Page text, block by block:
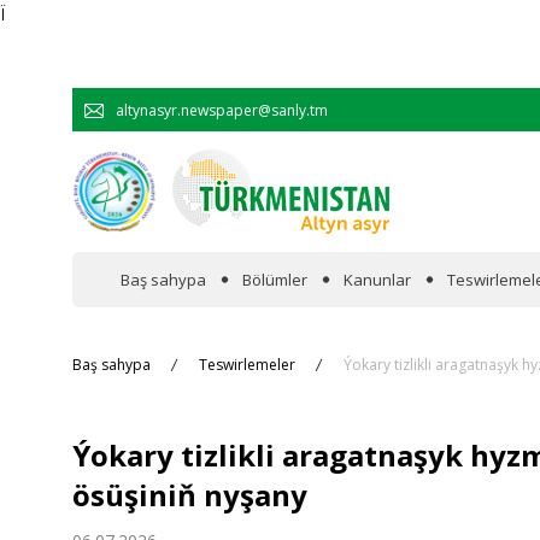
Ï
altynasyr.newspaper@sanly.tm
Baş sahypa Bölümler
Hyzmatdaşlyk
Kanunlar
Baş sahypa Teswirlemeler Ýokary tizlikli aragatnaşyk
Ýokary tizlikli aragatnaşyk
ösüşiniň nyşany